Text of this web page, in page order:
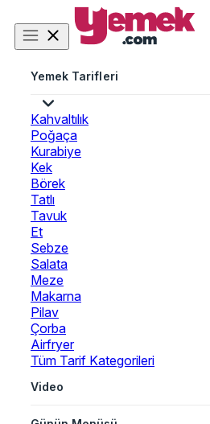
Yemek Tarifleri
Kahvaltılık
Poğaça
Kurabiye
Kek
Börek
Tatlı
Tavuk
Et
Sebze
Salata
Meze
Makarna
Pilav
Çorba
Airfryer
Tüm Tarif Kategorileri
Video